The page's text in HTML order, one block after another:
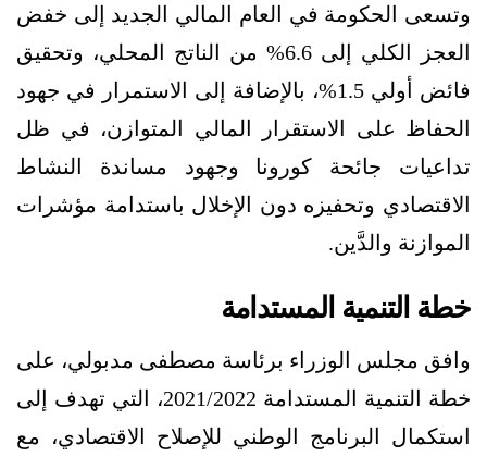
وتسعى الحكومة في العام المالي الجديد إلى خفض
العجز الكلي إلى 6.6% من الناتج المحلي، وتحقيق
فائض أولي 1.5%، بالإضافة إلى الاستمرار في جهود
الحفاظ على الاستقرار المالي المتوازن، في ظل
تداعيات جائحة كورونا وجهود مساندة النشاط
الاقتصادي وتحفيزه دون الإخلال باستدامة مؤشرات
الموازنة والدَّين.
خطة التنمية المستدامة
وافق مجلس الوزراء برئاسة مصطفى مدبولي، على
خطة التنمية المستدامة 2021/2022، التي تهدف إلى
استكمال البرنامج الوطني للإصلاح الاقتصادي، مع